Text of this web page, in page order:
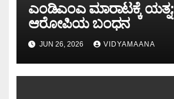
ಎಂಡಿಎಂಎ ಮಾರಾಟಕ್ಕೆ ಯತ್ನ:
ಆರೋಪಿಯ ಬಂಧನ
JUN 26, 2026 VIDYAMAANA